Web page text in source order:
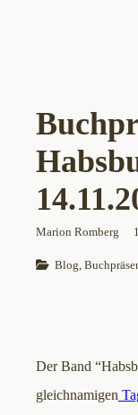
Marion Romberg
Blog,
Der Band
gleichnamigen